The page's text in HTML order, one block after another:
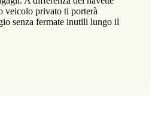
veicolo privato ti porterà
senza fermate inutili lungo il